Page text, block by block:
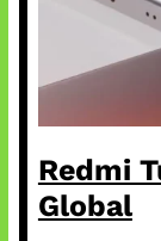
Redmi
Global